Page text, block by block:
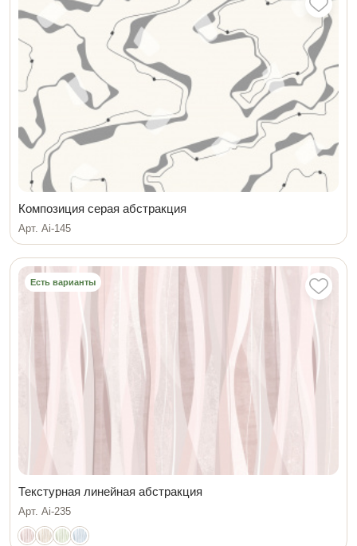
Композиция серая абстракция
Арт. Ai-145
Есть варианты
Текстурная линейная абстракция
Арт. Ai-235